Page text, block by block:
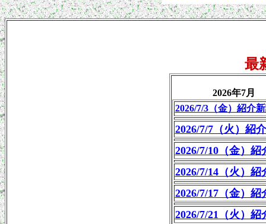
最
2026年7月
2026/7/3（金）紹介
2026/7/7（火）紹
2026/7/10（金）紹
2026/7/14（火）紹
2026/7/17（金）紹
2026/7/21（火）紹